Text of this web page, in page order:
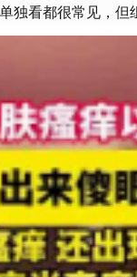
独看都很常见，